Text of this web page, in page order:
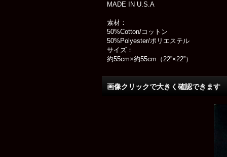
MADE IN U.S.A
素材：
50%Cotton/コットン
50%Polyester/ポリエステル
サイズ：
約55cm×約55cm（22”×22”）
画像クリックで大きく確認できま